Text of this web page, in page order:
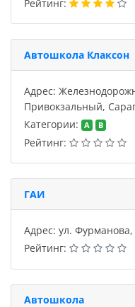
Рейтинг:
Автошкола Клаксон
Адрес:
Привокзальный,
Категории:
A B
Рейтинг:
ГАИ
Адрес: ул.
Рейтинг:
Автошкола